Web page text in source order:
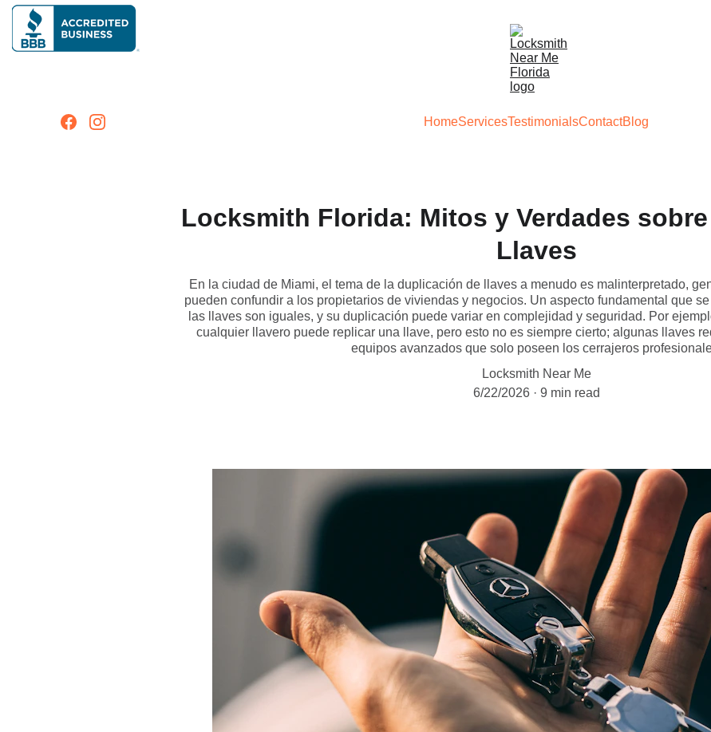
HomeServicesTestimonialsContactBlog
Locksmith Florida: Mitos y Verdades
Llaves
En la ciudad de Miami, el tema de la duplicación de llaves a menudo es malinterpretado,
pueden confundir a los propietarios de viviendas y negocios. Un aspecto fundamental que
las llaves son iguales, y su duplicación puede variar en complejidad y seguridad. Por
cualquier llavero puede replicar una llave, pero esto no es siempre cierto; algunas llaves
equipos avanzados que solo poseen los cerrajeros
Locksmith Near Me
6/22/2026
9 min read